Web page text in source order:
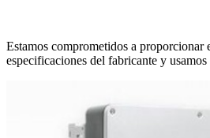
Estamos comprometidos a
especificaciones del fabricante y